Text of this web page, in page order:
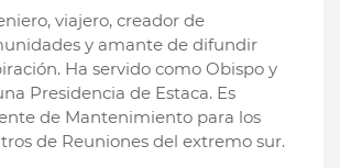
viajero, creador de
y amante de difundir
Ha servido como Obispo y
Presidencia de Estaca. Es
de Mantenimiento para los
de Reuniones del extremo sur.